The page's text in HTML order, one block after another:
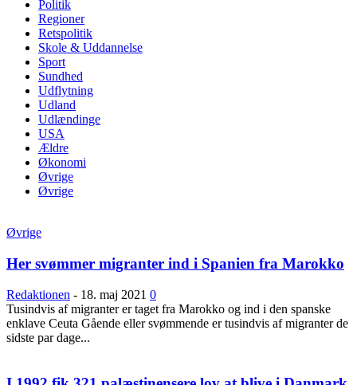
Politik
Regioner
Retspolitik
Skole & Uddannelse
Sport
Sundhed
Udflytning
Udland
Udlændinge
USA
Ældre
Økonomi
Øvrige
Øvrige
Øvrige
Her svømmer migranter ind i Spanien fra Marokko
Redaktionen - 18. maj 2021 0
Tusindvis af migranter er taget fra Marokko og ind i den spanske
enklave Ceuta Gående eller svømmende er tusindvis af migranter de
sidste par dage...